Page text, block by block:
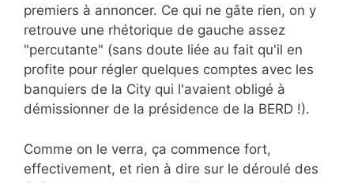
premiers à annoncer. Ce qui ne gâte rien, on y
retrouve une rhétorique de gauche assez
"percutante" (sans doute liée au fait qu'il en
profite pour régler quelques comptes avec les
banquiers de la City qui l'avaient obligé à
démissionner de la présidence de la BERD !).
Comme on le verra, ça commence fort,
effectivement, et rien à dire sur le déroulé des